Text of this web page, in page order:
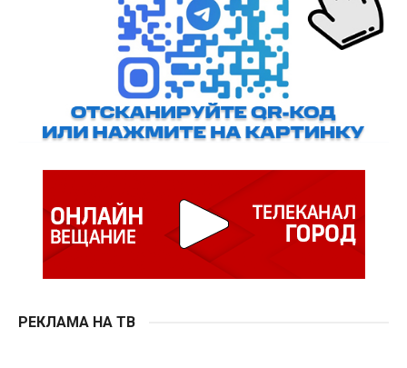
РЕКЛАМА НА ТВ